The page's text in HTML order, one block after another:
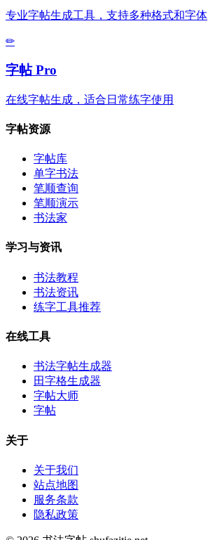
专业字帖生成工具，支持多种格式和字体
✏
字帖 Pro
在线字帖生成，适合日常练字使用
字帖资源
字帖库
单字书法
笔顺查询
笔顺演示
书法家
学习与资讯
书法教程
书法资讯
练字工具推荐
在线工具
书法字帖生成器
田字格生成器
字帖大师
字帖
关于
关于我们
站点地图
服务条款
隐私政策